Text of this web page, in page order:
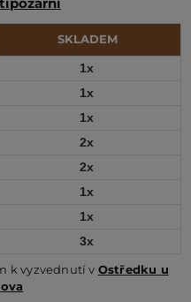
SKLADEM
1x
1x
1x
2x
2x
1x
1x
3x
k vyzvednutí v Ostředku u